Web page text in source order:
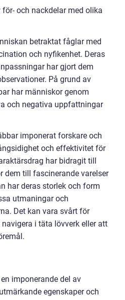
och nackdelar med olika
betraktat fåglar med
och nyfikenhet. Deras
har gjort dem
På grund av
har människor genom
och negativa uppfattningar
imponerat forskare och
och effektivitet för
har bidragit till
dem till fascinerande varelser
har deras storlek och form
utmaningar och
Det kan vara svårt för
i täta lövverk eller att
imponerande del av
egenskaper och